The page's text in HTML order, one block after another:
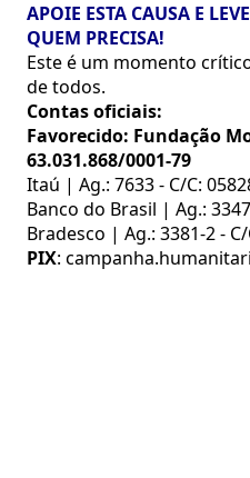
APOIE ESTA CAUSA E
QUEM PRECISA!
Este é um momento
de todos.
Contas oficiais:
Favorecido: Fundação
63.031.868/0001-79
Itaú | Ag.: 7633 - C/C:
Banco do Brasil | Ag.:
Bradesco | Ag.: 3381-2 -
PIX: